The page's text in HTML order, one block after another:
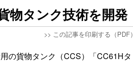
物タンク技術を開発
>> この記事を印刷する（PDF）
の貨物タンク（CCS）「CC61Hタ